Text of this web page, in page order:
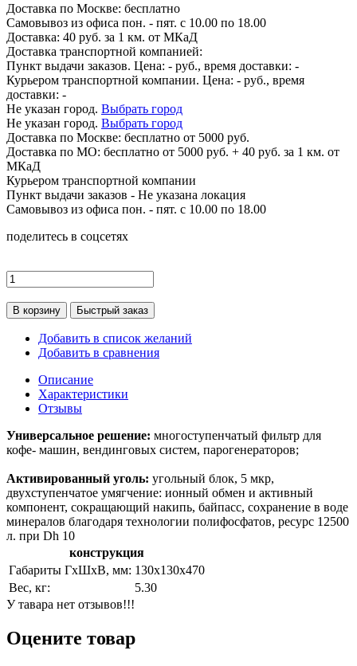
Доставка по Москве: бесплатно
Самовывоз из офиса пон. - пят. с 10.00 по 18.00
Доставка: 40 руб. за 1 км. от МКаД
Доставка транспортной компанией:
Пункт выдачи заказов. Цена: - руб., время доставки: -
Курьером транспортной компании. Цена: - руб., время
доставки: -
Не указан город. Выбрать город
Не указан город. Выбрать город
Доставка по Москве: бесплатно от 5000 руб.
Доставка по МО: бесплатно от 5000 руб. + 40 руб. за 1 км. от
МКаД
Курьером транспортной компании
Пункт выдачи заказов - Не указана локация
Самовывоз из офиса пон. - пят. с 10.00 по 18.00
поделитесь в соцсетях
В корзину Быстрый заказ
Добавить в список желаний
Добавить в сравнения
Описание
Характеристики
Отзывы
Универсальное решение: многоступенчатый фильтр для
кофе- машин, вендинговых систем, парогенераторов;
Активированный уголь: угольный блок, 5 мкр,
двухступенчатое умягчение: ионный обмен и активный
компонент, сокращающий накипь, байпасс, сохранение в воде
минералов благодаря технологии полифосфатов, ресурс 12500
л. при Dh 10
конструкция
Габариты ГхШхВ, мм: 130х130х470
Вес, кг:
5.30
У тавара нет отзывов!!!
Оцените товар